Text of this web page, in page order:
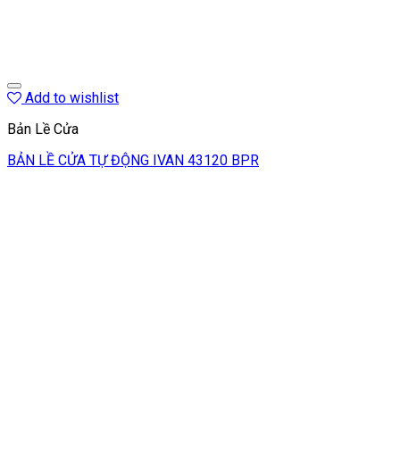
Add to wishlist
Bản Lề Cửa
BẢN LỀ CỬA TỰ ĐỘNG IVAN 43120 BPR